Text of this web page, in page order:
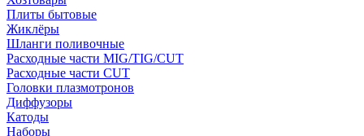
Плиты бытовые
Жиклёры
Шланги поливочные
Расходные части MIG/TIG/CUT
Расходные части CUT
Головки плазмотронов
Диффузоры
Катоды
Наборы